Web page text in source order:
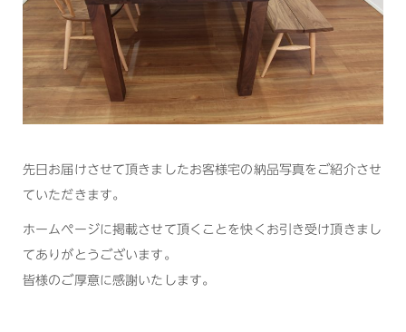
先日お届けさせて頂きましたお客様宅の納品写真をご紹介させ
ていただきます。
ホームページに掲載させて頂くことを快くお引き受け頂きまし
てありがとうございます。
皆様のご厚意に感謝いたします。